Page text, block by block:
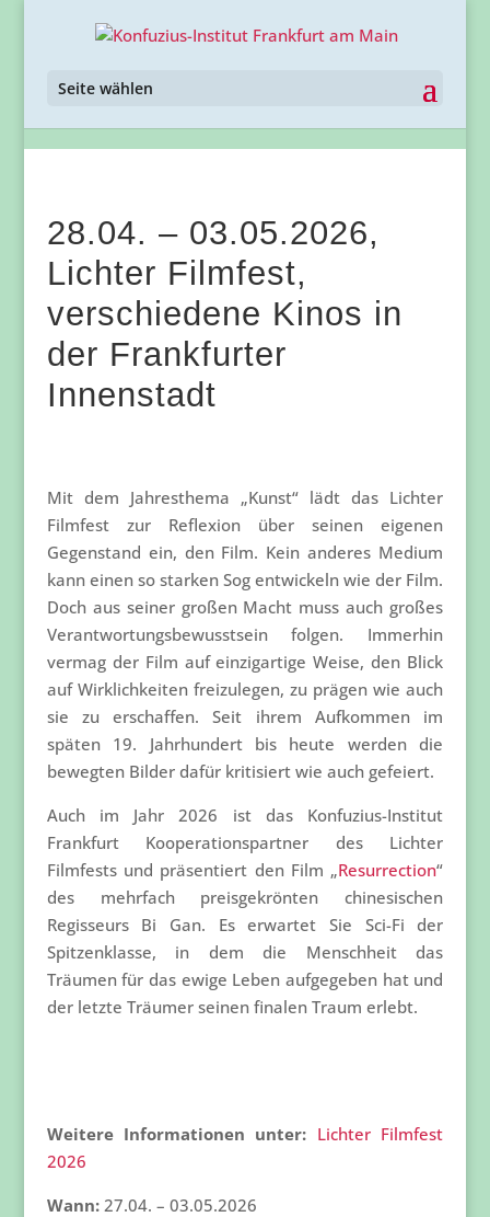
Seite wählen
28.04. – 03.05.2026,
Lichter Filmfest,
verschiedene Kinos in
der Frankfurter
Innenstadt
Mit dem Jahresthema „Kunst“ lädt das Lichter
Filmfest zur Reflexion über seinen eigenen
Gegenstand ein, den Film. Kein anderes Medium
kann einen so starken Sog entwickeln wie der Film.
Doch aus seiner großen Macht muss auch großes
Verantwortungsbewusstsein folgen. Immerhin
vermag der Film auf einzigartige Weise, den Blick
auf Wirklichkeiten freizulegen, zu prägen wie auch
sie zu erschaffen. Seit ihrem Aufkommen im
späten 19. Jahrhundert bis heute werden die
bewegten Bilder dafür kritisiert wie auch gefeiert.
Auch im Jahr 2026 ist das Konfuzius-Institut
Frankfurt Kooperationspartner des Lichter
Filmfests und präsentiert den Film „Resurrection“
des mehrfach preisgekrönten chinesischen
Regisseurs Bi Gan. Es erwartet Sie Sci-Fi der
Spitzenklasse, in dem die Menschheit das
Träumen für das ewige Leben aufgegeben hat und
der letzte Träumer seinen finalen Traum erlebt.
Weitere Informationen unter: Lichter Filmfest
2026
Wann:27.04. – 03.05.2026